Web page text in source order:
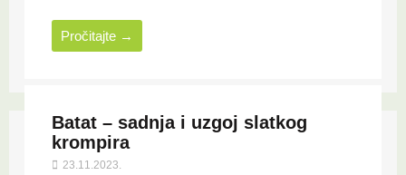
Pročitajte →
Batat – sadnja i uzgoj slatkog
krompira
23.11.2023.